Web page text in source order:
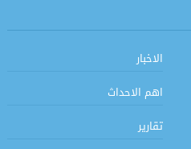
الاخبار
اهم الاحداث
تقارير